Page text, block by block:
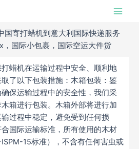
Main
国寄打蜡机到意大利国际快递服务
，国际小包裹，国际空运大件货
蜡机在运输过程中安全、顺利地
了以下包装措施：木箱包装：鉴
保运输过程中的安全性，我们采
箱进行包装。木箱外部将进行加
过程中稳定，避免受到任何损
国际运输标准，所有使用的木材
15标准），不含有任何害虫或